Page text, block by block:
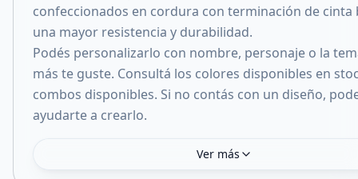
confeccionados en cordura con terminación de cinta
una mayor resistencia y durabilidad.
Podés personalizarlo con nombre, personaje o la
más te guste. Consultá los colores disponibles en
combos disponibles. Si no contás con un diseño,
Ver más